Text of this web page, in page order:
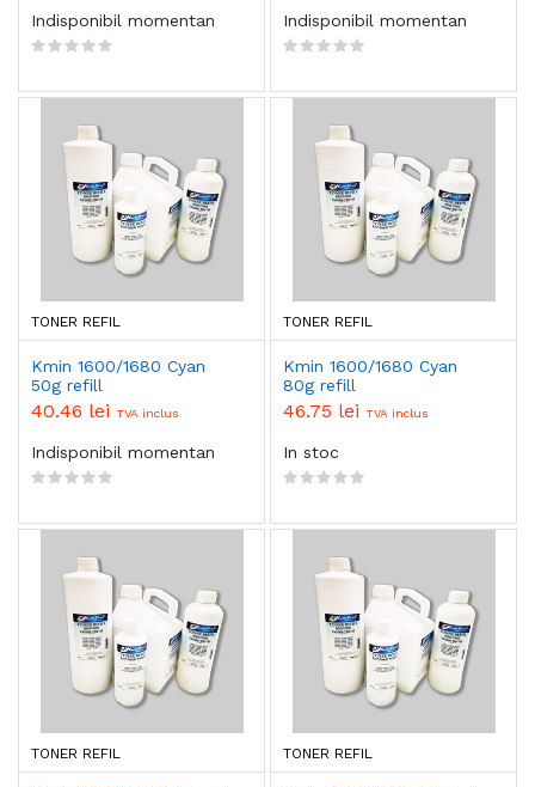
Indisponibil momentan Indisponibil momentan
TONER REFIL
Kmin 1600/1680 Cyan
50g refill
40.46 lei TVA inclus
Indisponibil momentan
TONER REFIL
Kmin 1600/1680 Cyan
80g refill
46.75 lei TVA inclus
In stoc
TONER REFIL TONER REFIL